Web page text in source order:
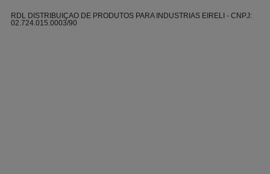
RDL DISTRIBUIÇAO DE PRODUTOS PARA INDUSTRIAS EIRELI - CNPJ:
02.724.015.0003/90